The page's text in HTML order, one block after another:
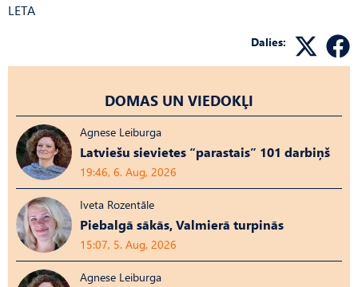
LETA
Dalies:
DOMAS UN VIEDOKĻI
Agnese Leiburga
Latviešu sievietes “parastais” 101 darbiņš
19:46, 6. Aug, 2026
Iveta Rozentāle
Piebalgā sākās, Valmierā turpinās
15:07, 5. Aug, 2026
Agnese Leiburga